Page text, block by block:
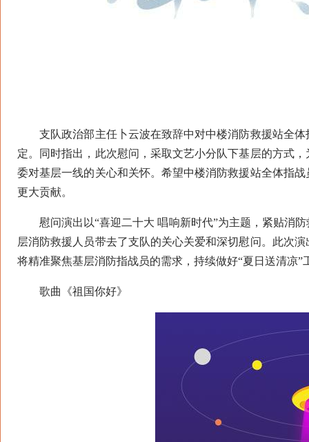
支队政治部主任卜云波在致辞中对中楼消防救援站全体
定。同时指出，此次慰问，采取文艺小分队下基层的方式
委对基层一线的关心和关怀。希望中楼消防救援站全体指
更大贡献。
慰问演出以“喜迎二十大 唱响新时代”为主题，紧贴消防
层消防救援人员带去了支队的关心关爱和深切慰问。此次
将精准聚焦基层消防指战员的需求，持续做好“夏日送清凉”
歌曲《祖国你好》